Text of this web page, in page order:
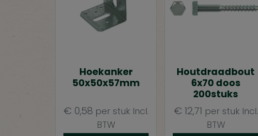
Hoekanker
50x50x57mm
€ 0,58 per stuk Incl.
BTW
Houtdraadbout
6x70 doos
200stuks
€ 12,71 per stuk Incl.
BTW